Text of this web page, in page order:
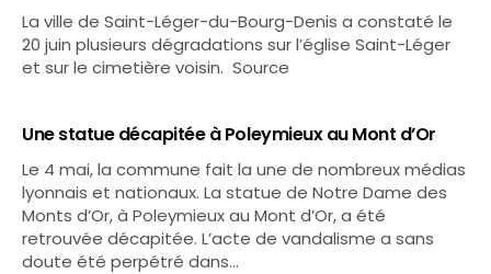
La ville de Saint-Léger-du-Bourg-Denis a constaté le
20 juin plusieurs dégradations sur l’église Saint-Léger
et sur le cimetière voisin. Source
Une statue décapitée à Poleymieux au Mont d’Or
Le 4 mai, la commune fait la une de nombreux médias
lyonnais et nationaux. La statue de Notre Dame des
Monts d’Or, à Poleymieux au Mont d’Or, a été
retrouvée décapitée. L’acte de vandalisme a sans
doute été perpétré dans…